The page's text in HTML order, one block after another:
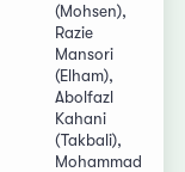
(Mohsen),
Razie
Mansori
(Elham),
Abolfazl
Kahani
(Takbali),
Mohammad